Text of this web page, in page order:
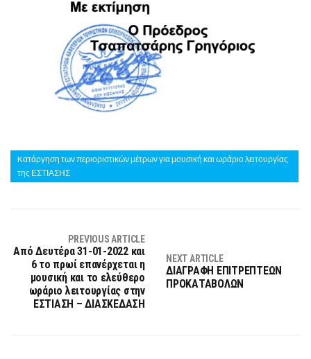
Kατάργηση των περιοριστικών μέτρων για μουσική και ωράριο λειτουργίας
της ΕΣΤΙΑΣΗΣ
PREVIOUS ARTICLE
Από Δευτέρα 31-01-2022 και
6 το πρωί επανέρχεται η
μουσική και το ελεύθερο
ωράριο λειτουργίας στην
ΕΣΤΙΑΣΗ – ΔΙΑΣΚΕΔΑΣΗ
NEXT ARTICLE
ΔΙΑΓΡΑΦΗ ΕΠΙΤΡΕΠΤΕΩΝ
ΠΡΟΚΑΤΑΒΟΛΩΝ